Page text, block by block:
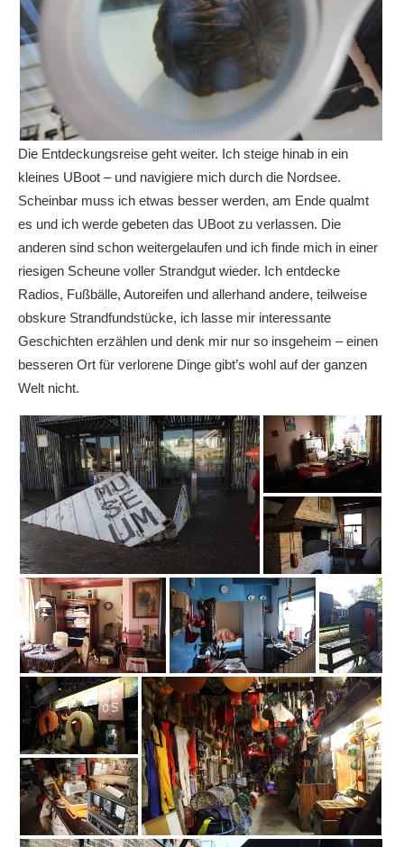
Die Entdeckungsreise geht weiter. Ich steige hinab in ein
kleines UBoot – und navigiere mich durch die Nordsee.
Scheinbar muss ich etwas besser werden, am Ende qualmt
es und ich werde gebeten das UBoot zu verlassen. Die
anderen sind schon weitergelaufen und ich finde mich in einer
riesigen Scheune voller Strandgut wieder. Ich entdecke
Radios, Fußbälle, Autoreifen und allerhand andere, teilweise
obskure Strandfundstücke, ich lasse mir interessante
Geschichten erzählen und denk mir nur so insgeheim – einen
besseren Ort für verlorene Dinge gibt’s wohl auf der ganzen
Welt nicht.